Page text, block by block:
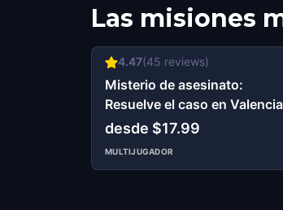
Las misiones
4.47(45 reviews)
Misterio de asesinato:
Resuelve el caso en Valencia
desde $17.99
MULTIJUGADOR